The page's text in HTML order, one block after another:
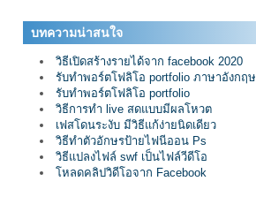
บทความน่าสนใจ
วิธีเปิดสร้างรายได้จาก facebook 2020
รับทำพอร์ตโฟลิโอ portfolio ภาษาอังกฤษ
รับทำพอร์ตโฟลิโอ portfolio
วิธีการทำ live สดแบบมีผลโหวต
เฟสโดนระงับ มีวิธีแก้ง่ายนิดเดียว
วิธีทำตัวอักษรป้ายไฟนีออน Ps
วิธีแปลงไฟล์ swf เป็นไฟล์วีดีโอ
โหลดคลิปวิดีโอจาก Facebook